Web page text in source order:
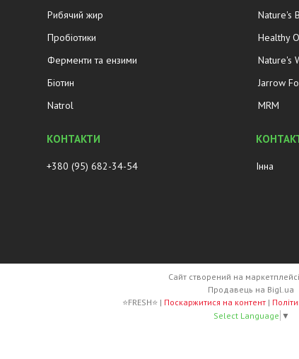
Рибячий жир
Пробіотики
Ферменти та ензими
Біотин
Natrol
Nature's
Healthy
Nature's
Jarrow
MRM
+380 (95) 682-34-54 Інна
Сайт створений на маркетплейсі
Продавець на Bigl.ua
⭐FRESH⭐ | Поскаржитися на контент |
Select Language ▼